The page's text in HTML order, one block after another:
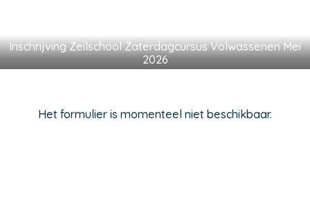
Inschrijving Zeilschool Zaterdagcursus Volwassenen Mei
2026
Het formulier is momenteel niet beschikbaar.